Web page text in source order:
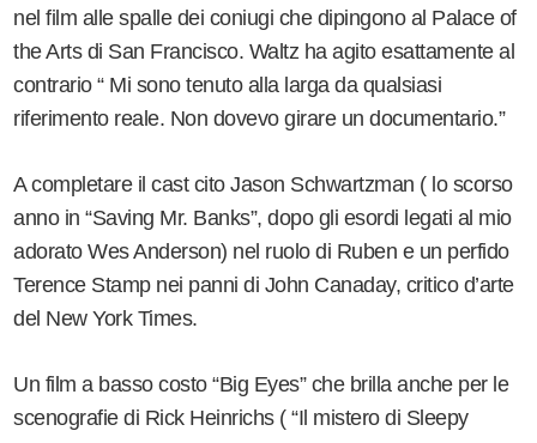
nel film alle spalle dei coniugi che dipingono al Palace of
the Arts di San Francisco. Waltz ha agito esattamente al
contrario “ Mi sono tenuto alla larga da qualsiasi
riferimento reale. Non dovevo girare un documentario.”
A completare il cast cito Jason Schwartzman ( lo scorso
anno in “Saving Mr. Banks”, dopo gli esordi legati al mio
adorato Wes Anderson) nel ruolo di Ruben e un perfido
Terence Stamp nei panni di John Canaday, critico d’arte
del New York Times.
Un film a basso costo “Big Eyes” che brilla anche per le
scenografie di Rick Heinrichs ( “Il mistero di Sleepy